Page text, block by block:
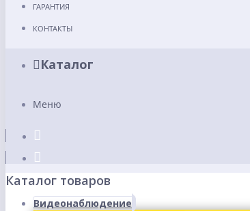
ГАРАНТИЯ
КОНТАКТЫ
Каталог
Меню
Каталог товаров
Видеонаблюдение